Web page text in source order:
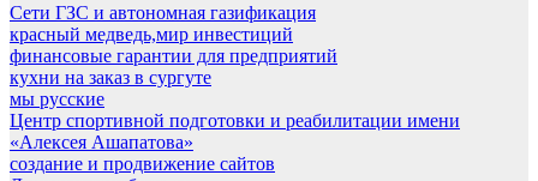
Сети ГЗС и автономная газификация
красный медведь,мир инвестиций
финансовые гарантии для предприятий
кухни на заказ в сургуте
мы русские
Центр спортивной подготовки и реабилитации имени
«Алексея Ашапатова»
создание и продвижение сайтов